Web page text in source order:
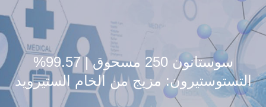
سوستانون 250 مسحوق | 99.57%
التستوستيرون: مزيج من الخام الستيرويد